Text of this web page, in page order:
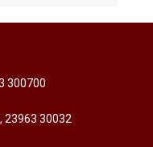
300700
, 23963 30032